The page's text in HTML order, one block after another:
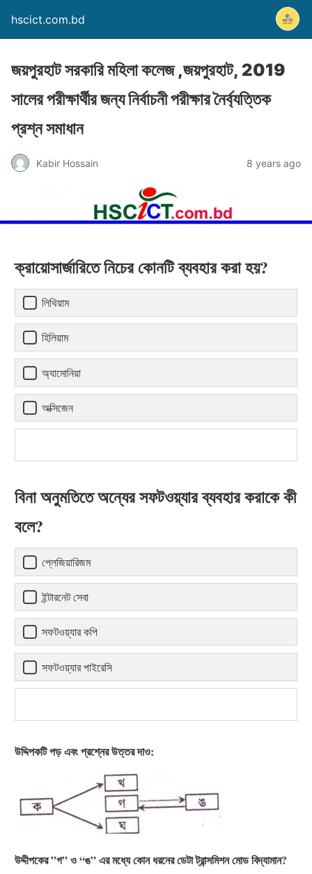
hscict.com.bd
জয়পুরহাট সরকারি মহিলা কলেজ ,জয়পুরহাট, 2019
সালের পরীক্ষার্থীর জন্য নির্বাচনী পরীক্ষার নৈর্ব্যত্তিক
প্রশ্ন সমাধান
Kabir Hossain 8 years ago
ক্রায়োসার্জারিতে নিচের কোনটি ব্যবহার করা হয়?
লিথিয়াম
হিলিয়াম
অ্যামোনিয়া
অক্সিজেন
বিনা অনুমতিতে অন্যের সফটওয়্যার ব্যবহার করাকে কী
বলে?
প্লেজিয়ারিজম
ইন্টারনেট সেবা
সফটওয়্যার কপি
সফটওয়্যার পাইরেসি
উদ্দিপকটি পড় এবং প্রশ্নের উত্তর দাও:
উদ্দীপকের ”গ” ও “ঙ” এর মধ্যে কোন ধরনের ডেটা ট্রান্সমিশন মোড বিদ্যামান?